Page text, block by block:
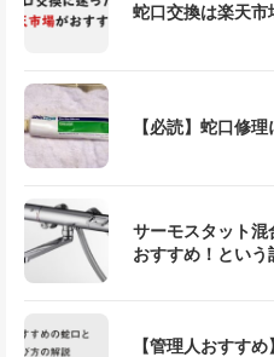
蛇口交換は楽天市
【必読】蛇口修
サーモスタット混
おすすめ！という
【管理人おすす